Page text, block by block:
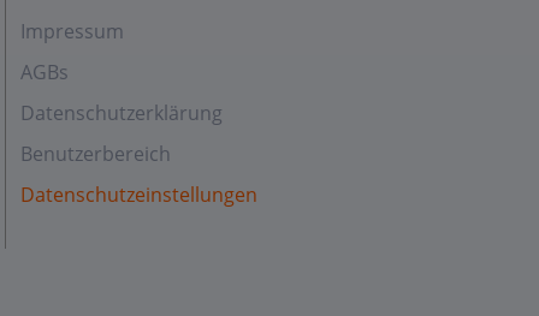
Impressum
AGBs
Datenschutzerklärung
Benutzerbereich
Datenschutzeinstellungen